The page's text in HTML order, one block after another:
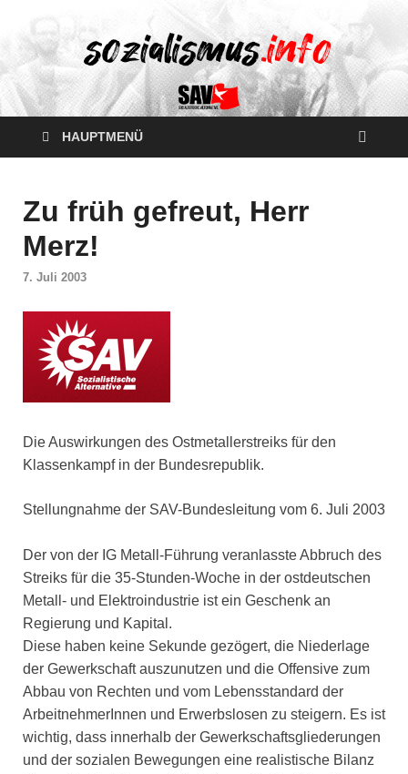
HAUPTMENÜ
Zu früh gefreut, Herr
Merz!
7. Juli 2003
Die Auswirkungen des Ostmetallerstreiks für den
Klassenkampf in der Bundesrepublik.
Stellungnahme der SAV-Bundesleitung vom 6. Juli 2003
Der von der IG Metall-Führung veranlasste Abbruch des
Streiks für die 35-Stunden-Woche in der ostdeutschen
Metall- und Elektroindustrie ist ein Geschenk an
Regierung und Kapital.
Diese haben keine Sekunde gezögert, die Niederlage
der Gewerkschaft auszunutzen und die Offensive zum
Abbau von Rechten und vom Lebensstandard der
ArbeitnehmerInnen und Erwerbslosen zu steigern. Es ist
wichtig, dass innerhalb der Gewerkschaftsgliederungen
und der sozialen Bewegungen eine realistische Bilanz